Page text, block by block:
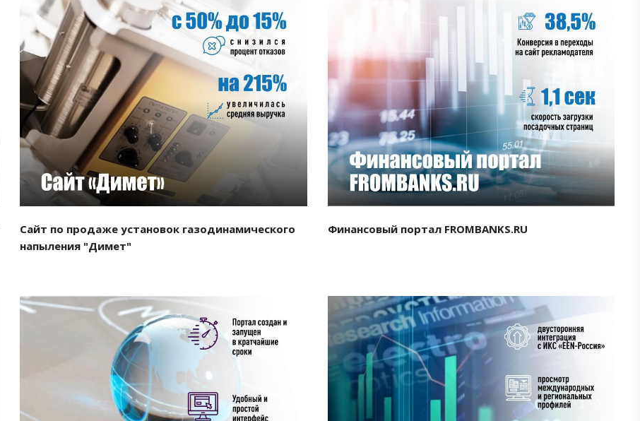
Смотреть проект
Сайт по продаже установок газодинамического
напыления "Димет"
Смотреть проект
Финансовый портал FROMBANKS.RU
Смотреть проект Смотреть проект